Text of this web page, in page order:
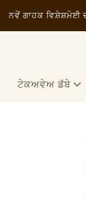
ਨਵੇਂ ਗਾਹਕ ਵਿਸ਼ੇਸ਼ਮੇਈ
ਟੇਕਅਵੇਅ ਡੱਬੇ